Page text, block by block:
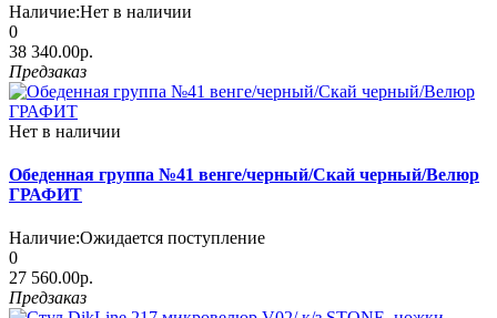
Наличие:Нет в наличии
0
38 340.00р.
Предзаказ
Нет в наличии
Обеденная группа №41 венге/черный/Скай черный/Велюр
ГРАФИТ
Наличие:Ожидается поступление
0
27 560.00р.
Предзаказ